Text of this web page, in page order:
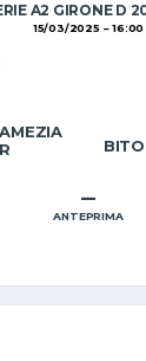
A2 GIRONE D
15/03/2025 16:00
–
ANTEPRIMA